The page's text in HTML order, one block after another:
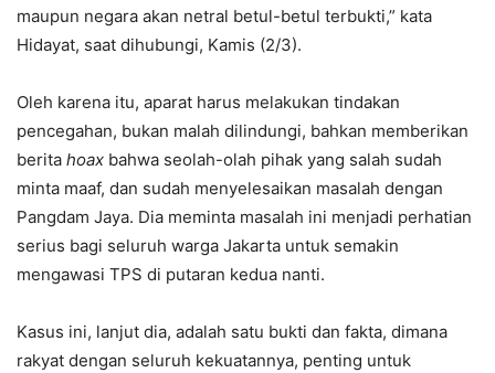
maupun negara akan netral betul-betul terbukti,” kata
Hidayat, saat dihubungi, Kamis (2/3).
Oleh karena itu, aparat harus melakukan tindakan
pencegahan, bukan malah dilindungi, bahkan memberikan
berita hoax bahwa seolah-olah pihak yang salah sudah
minta maaf, dan sudah menyelesaikan masalah dengan
Pangdam Jaya. Dia meminta masalah ini menjadi perhatian
serius bagi seluruh warga Jakarta untuk semakin
mengawasi TPS di putaran kedua nanti.
Kasus ini, lanjut dia, adalah satu bukti dan fakta, dimana
rakyat dengan seluruh kekuatannya, penting untuk